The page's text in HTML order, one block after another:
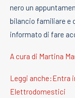
nero un
bilancio familiare e
informato di fare
A cura di Martina
Leggi anche:Entra
Elettrodomestici